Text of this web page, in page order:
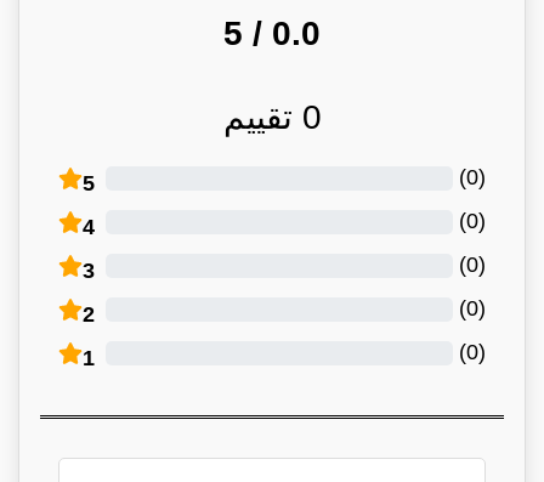
0.0
/ 5
0 تقييم
5 (
0
)
4 (
0
)
3 (
0
)
2 (
0
)
1 (
0
)